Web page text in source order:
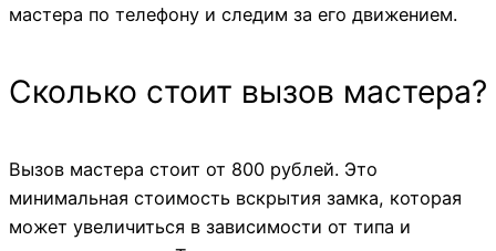
мастера по телефону и следим за его движением.
Сколько стоит вызов мастера?
Вызов мастера стоит от 800 рублей. Это
минимальная стоимость вскрытия замка, которая
может увеличиться в зависимости от типа и